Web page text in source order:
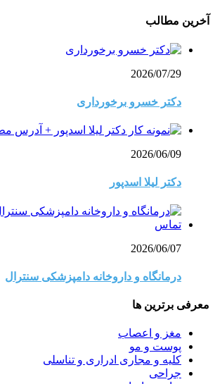
آخرین مطالب
2026/07/29
دکتر خسرو برخورداری
2026/06/09
دکتر لیلا اسدپور
2026/06/07
درمانگاه و داروخانه دامپزشکی سنترال
معرفی برترین ها
مغز و اعصاب
پوست و مو
کلیه و مجاری ادراری و تناسلی
جراحی